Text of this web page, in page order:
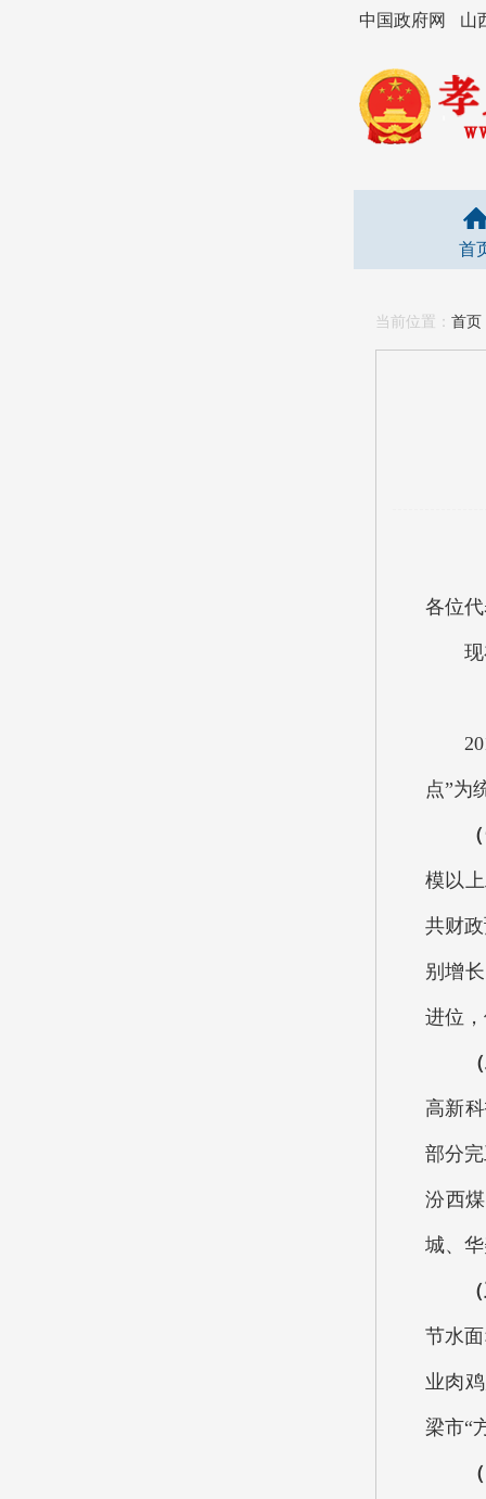
中国政府网 山
首
当前位置： 首页
各位
现在
2012
点”为
模以
共财
别增
进位
高新
部分
汾西
城、
节水
业肉
梁市“